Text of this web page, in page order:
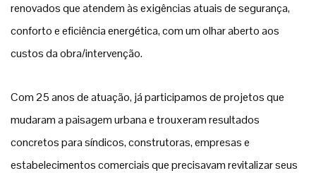
renovados que atendem às exigências atuais de segurança,
conforto e eficiência energética, com um olhar aberto aos
custos da obra/intervenção.
Com 25 anos de atuação, já participamos de projetos que
mudaram a paisagem urbana e trouxeram resultados
concretos para síndicos, construtoras, empresas e
estabelecimentos comerciais que precisavam revitalizar seus